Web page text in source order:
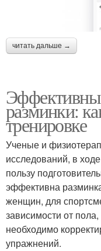
читать дальше →
разминки:
тренировке
Ученые и
исследований, в
пользу
эффективна
женщин, для
зависимости от
необходимо
упражнений.